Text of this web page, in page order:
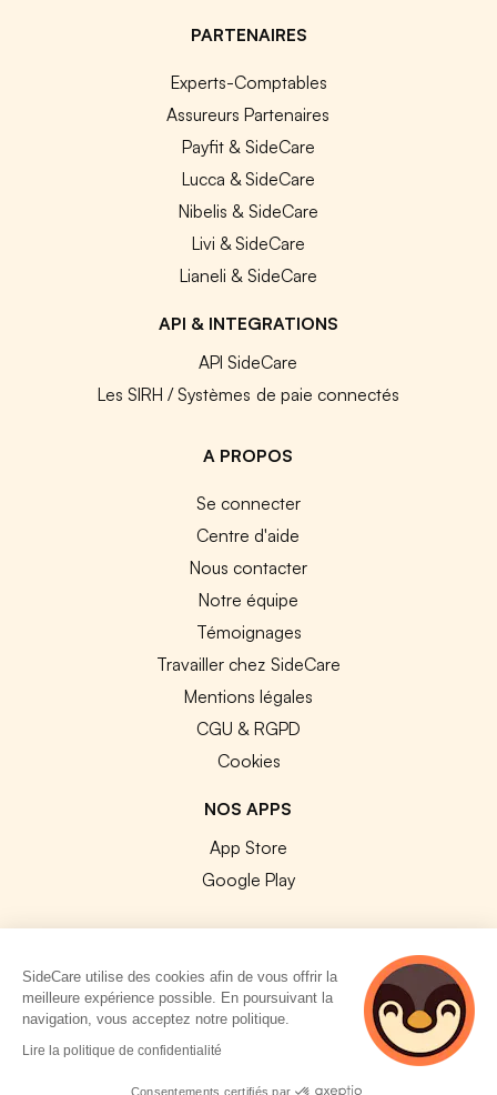
PARTENAIRES
Experts-Comptables
Assureurs Partenaires
Payfit & SideCare
Lucca & SideCare
Nibelis & SideCare
Livi & SideCare
Lianeli & SideCare
API & INTEGRATIONS
API SideCare
Les SIRH / Systèmes de paie connectés
A PROPOS
Se connecter
Centre d'aide
Nous contacter
Notre équipe
Témoignages
Travailler chez SideCare
Mentions légales
CGU & RGPD
Cookies
NOS APPS
App Store
Google Play
© 2026 SideCare. Tous droits réservés.
SideCare utilise des cookies afin de vous offrir la
meilleure expérience possible. En poursuivant la
navigation, vous acceptez notre politique.
Lire la politique de confidentialité
Consentements certifiés par
4 personnes
consultent
actuellement cette